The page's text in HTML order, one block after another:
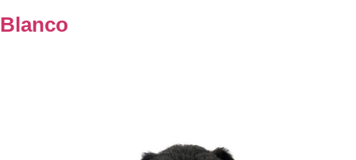
Blanco